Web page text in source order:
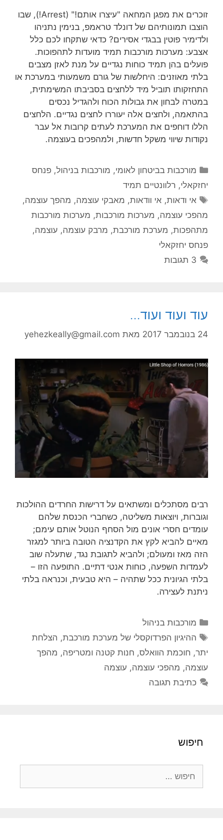
זוכרים את מפגן המחאה "עיצרו אותם!" (Arrest!), שבו
הוצבו תמונותיהם של דונלד טראמפ, בנימין נתניהו
ולדימיר פוטין בבגדי אסירים? כדאי שתקחו לכם כלל
אצבע: מערכות מורכבות תמיד מועדות לתהפוכות.
פועלים בהן תמיד כוחות נגדיים על מנת לאזן מצבים
בלתי מאוזנים: היחלשות של גורם משמעותי במערכת או
התחזקותו תוביל מיד ללחצים בסביבתו המשימתית,
במטרה לבחון את גבולות הכוח ולהגדיל נכסים
בהתאמה, ולחצים אלה יעוררו לחצים נגדיים. הלחצים
הללו דוחפים את המערכת לעתים קרובות אל עבר
נקודות שיווי משקל חדשות, ולמהפכים בעוצמה.
קטגוריות
מורכבות בביטחון לאומי, מורכבות בניהול,פנחס
יחזקאלי, רלוונטיים תמיד
תגיות
אי ודאות, אי וודאות, מאבקי עוצמה, מהפך עוצמה,
מהפכי עוצמה, מערכות מורכבות, מערכות מורכבות
מתהפכות, מערכת מורכבת, מרבק עוצמה, עוצמה,
פנחס יחזקאלי
3 תגובות
עוד ועוד ועוד…
24 בנובמבר 2017 מאת yehezkeally@gmail.com
רבים מסתכלים ומשתאים על דרישות החרדים ההולכות
וגוברות, ויוצאות משליטה, כשחברי הכנסת שלהם
עומדים חסרי אונים מול הסחף הנוטל אותם עימם;
מאיים להביא לקץ את הקדנציה הטובה ביותר למגזר
הזה מאז ומעולם; ולהביא לתגובת נגד, שתעלה שוב
לעמדות השפעה, כוחות אנטי דתיים. התופעה הזו –
בלתי הגיונית ככל שתהיה – היא טבעית, וכנראה בלתי
ניתנת לעצירה.
קטגוריות
מורכבות בניהול
תגיות
ההיגיון הפרדוקסלי של מערכת מורכבת, הצלחת
יתר, חוכמת הוואלס, חנות קטנה ומטריפה, מהפך
עוצמה, מהפכי עוצמה, עוצמה
כתיבת תגובה
חיפוש